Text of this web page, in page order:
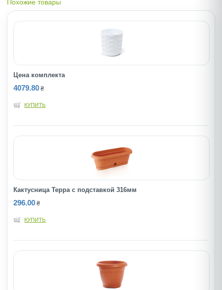
Похожие товары
Цена комплекта
4079.80 ₴
КУПИТЬ
Кактусница Терра с подставкой 316мм
296.00 ₴
КУПИТЬ